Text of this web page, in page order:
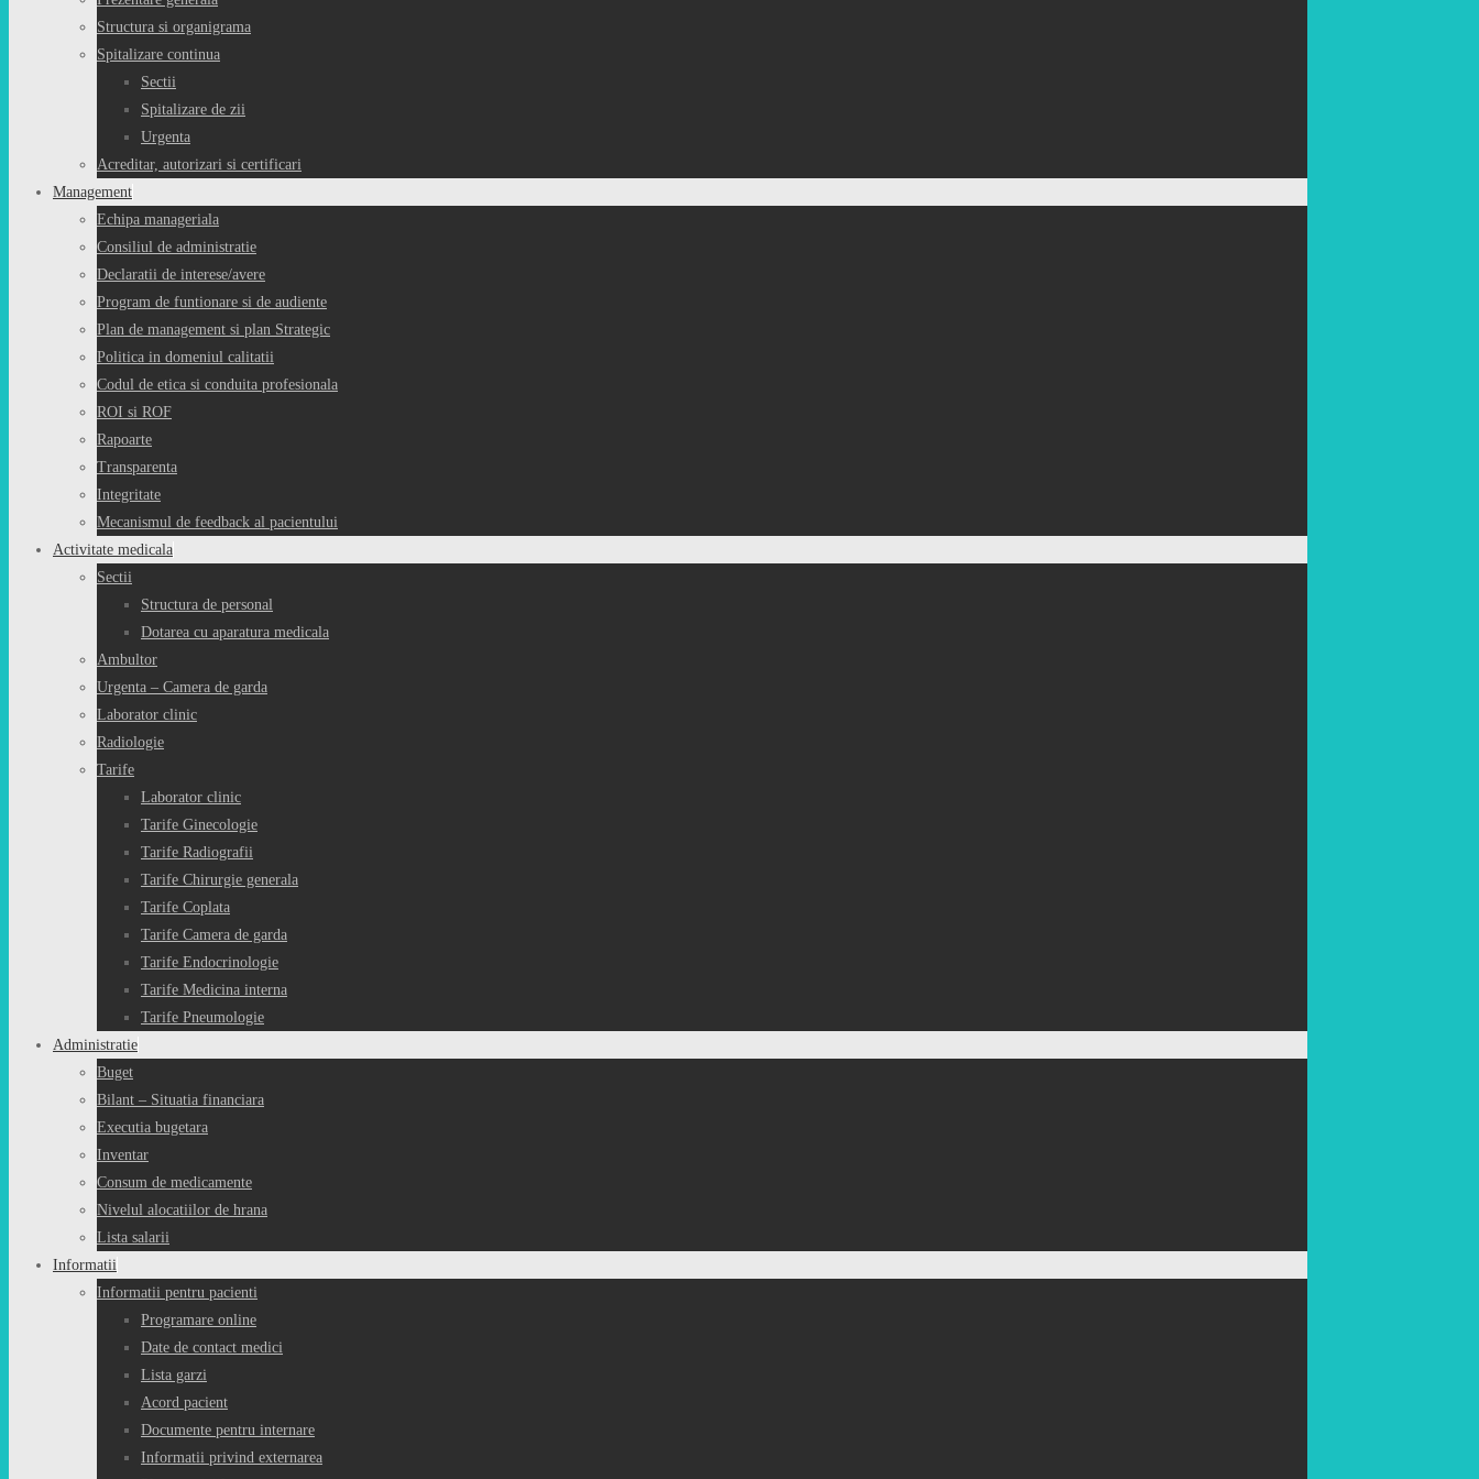
Structura si organigrama
Spitalizare continua
Sectii
Spitalizare de zii
Urgenta
Acreditar, autorizari si certificari
Management
Echipa manageriala
Consiliul de administratie
Declaratii de interese/avere
Program de funtionare si de audiente
Plan de management si plan Strategic
Politica in domeniul calitatii
Codul de etica si conduita profesionala
ROI si ROF
Rapoarte
Transparenta
Integritate
Mecanismul de feedback al pacientului
Activitate medicala
Sectii
Structura de personal
Dotarea cu aparatura medicala
Ambultor
Urgenta – Camera de garda
Laborator clinic
Radiologie
Tarife
Laborator clinic
Tarife Ginecologie
Tarife Radiografii
Tarife Chirurgie generala
Tarife Coplata
Tarife Camera de garda
Tarife Endocrinologie
Tarife Medicina interna
Tarife Pneumologie
Administratie
Buget
Bilant – Situatia financiara
Executia bugetara
Inventar
Consum de medicamente
Nivelul alocatiilor de hrana
Lista salarii
Informatii
Informatii pentru pacienti
Programare online
Date de contact medici
Lista garzi
Acord pacient
Documente pentru internare
Informatii privind externarea